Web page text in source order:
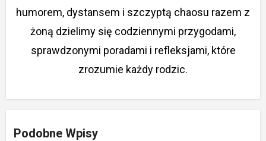
humorem, dystansem i szczyptą chaosu razem z
żoną dzielimy się codziennymi przygodami,
sprawdzonymi poradami i refleksjami, które
zrozumie każdy rodzic.
Podobne Wpisy